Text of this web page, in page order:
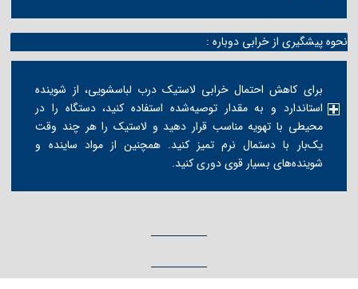
نحوه پیشگیری از خرابی دوباره :
برای کاهش احتمال خرابی لاستیک درب لباسشویی، از شوینده
استاندارد و به مقدار توصیه‌شده استفاده کنید، دستگاه را در
محیطی با تهویه مناسب قرار دهید و لاستیک را هر چند وقت
یک‌بار با دستمال نرم تمیز کنید. همچنین از مواد ساینده و
شوینده‌های بسیار قوی دوری کنید.